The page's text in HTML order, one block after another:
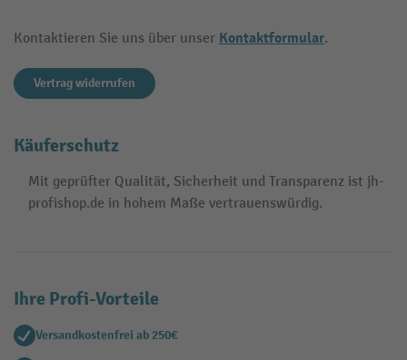
Kontaktieren Sie uns über unser Kontaktformular.
Vertrag widerrufen
Käuferschutz
Mit geprüfter Qualität, Sicherheit und Transparenz ist jh-
profishop.de in hohem Maße vertrauenswürdig.
Ihre Profi-Vorteile
Versandkostenfrei ab 250€